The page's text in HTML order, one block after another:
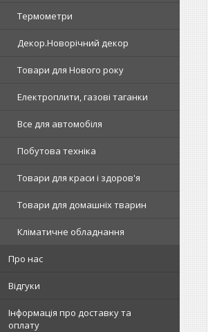
Термометри
Декор.Новорічний декор
Товари для Нового року
Електроплити, газові таганки
Все для автомобіля
Побутова техніка
Товари для краси і здоров'я
Товари для домашніх тварин
Кліматичне обладнання
Про нас
Відгуки
Інформація про доставку та
оплату